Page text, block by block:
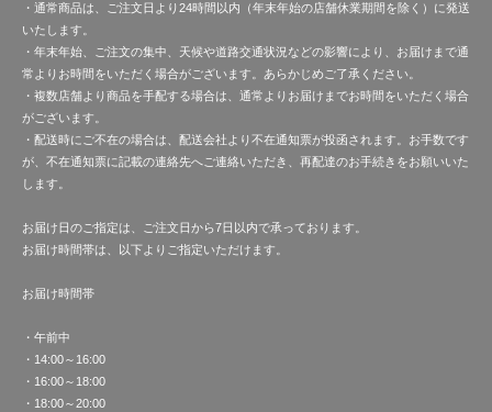
・通常商品は、ご注文日より24時間以内（年末年始の店舗休業期間を除く）に発送
いたします。
・年末年始、ご注文の集中、天候や道路交通状況などの影響により、お届けまで通
常よりお時間をいただく場合がございます。あらかじめご了承ください。
・複数店舗より商品を手配する場合は、通常よりお届けまでお時間をいただく場合
がございます。
・配送時にご不在の場合は、配送会社より不在通知票が投函されます。お手数です
が、不在通知票に記載の連絡先へご連絡いただき、再配達のお手続きをお願いいた
します。
お届け日のご指定は、ご注文日から7日以内で承っております。
お届け時間帯は、以下よりご指定いただけます。
お届け時間帯
・午前中
・14:00～16:00
・16:00～18:00
・18:00～20:00